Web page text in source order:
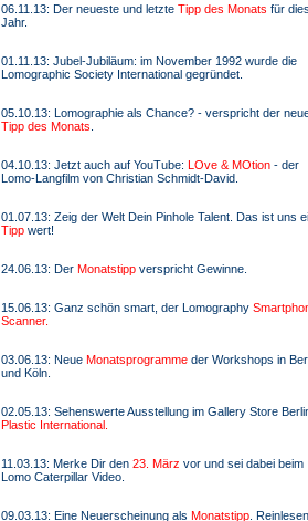
06.11.13: Der neueste und letzte Tipp des Monats für
Jahr.
01.11.13: Jubel-Jubiläum: im November 1992 wurde die
Lomographic Society International gegründet.
05.10.13: Lomographie als Chance? - verspricht der
Tipp des Monats
04.10.13: Jetzt auch auf YouTube: LOve & MOtion - der
Lomo-Langfilm von Christian Schmidt-David.
01.07.13: Zeig der Welt Dein Pinhole Talent. Das ist uns
Tipp wert!
24.06.13: Der Monatstipp verspricht Gewinne.
15.06.13: Ganz schön smart, der Lomography
Scanner.
03.06.13: Neue Monatsprogramme der Workshops in
und Köln.
02.05.13: Sehenswerte Ausstellung im Gallery Store
Plastic International.
11.03.13: Merke Dir den 23. März vor und sei dabei beim
Lomo Caterpillar Video.
09.03.13: Eine Neuerscheinung als Monatstipp .